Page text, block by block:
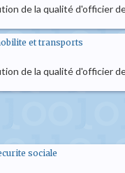
de la qualité d'officier
et transports
de la qualité d'officier
sociale